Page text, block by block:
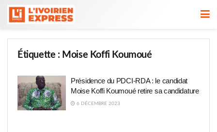
Étiquette : Moise Koffi Koumoué
Présidence du PDCI-RDA : le candidat
Moise Koffi Koumoué retire sa candidature
6 DÉCEMBRE 2023